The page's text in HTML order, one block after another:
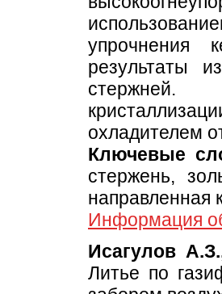
упрочнения
результаты
стержней.
охладителем
Ключевые
стержень,
направленная
Информация
Исагулов
Литье по